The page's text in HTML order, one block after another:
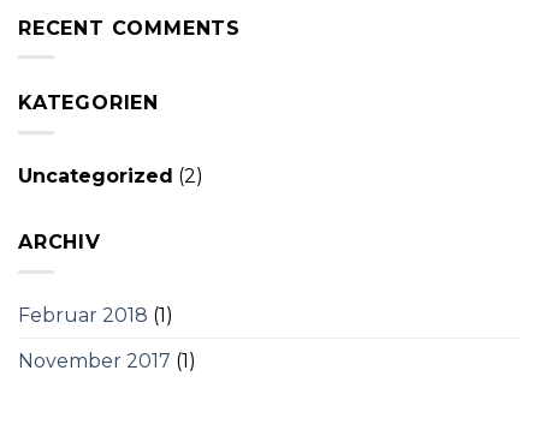
RECENT COMMENTS
KATEGORIEN
Uncategorized (2)
ARCHIV
Februar 2018 (1)
November 2017 (1)